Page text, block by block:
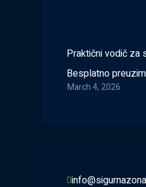
Praktični vodič za
Besplatno
March 4, 2026